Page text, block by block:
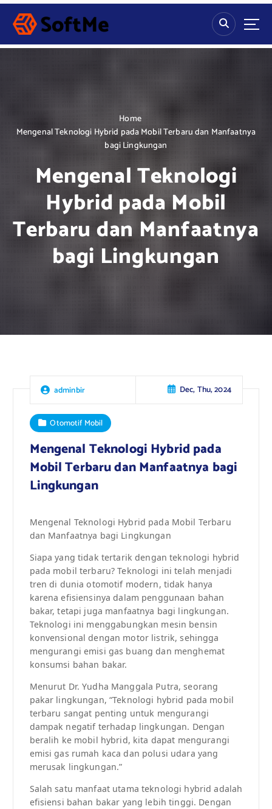
S
p
Home
Mengenal Teknologi Hybrid pada Mobil Terbaru dan Manfaatnya
bagi Lingkungan
Mengenal Teknologi
Hybrid pada Mobil
Terbaru dan Manfaatnya
bagi Lingkungan
adminbir Dec, Thu, 2024
Otomotif Mobil
Mengenal Teknologi Hybrid pada
Mobil Terbaru dan Manfaatnya bagi
Lingkungan
Mengenal Teknologi Hybrid pada Mobil Terbaru
dan Manfaatnya bagi Lingkungan
Siapa yang tidak tertarik dengan teknologi hybrid
pada mobil terbaru? Teknologi ini telah menjadi
tren di dunia otomotif modern, tidak hanya
karena efisiensinya dalam penggunaan bahan
bakar, tetapi juga manfaatnya bagi lingkungan.
Teknologi ini menggabungkan mesin bensin
konvensional dengan motor listrik, sehingga
mengurangi emisi gas buang dan menghemat
konsumsi bahan bakar.
Menurut Dr. Yudha Manggala Putra, seorang
pakar lingkungan, “Teknologi hybrid pada mobil
terbaru sangat penting untuk mengurangi
dampak negatif terhadap lingkungan. Dengan
beralih ke mobil hybrid, kita dapat mengurangi
emisi gas rumah kaca dan polusi udara yang
merusak lingkungan.”
Salah satu manfaat utama teknologi hybrid adalah
efisiensi bahan bakar yang lebih tinggi. Dengan